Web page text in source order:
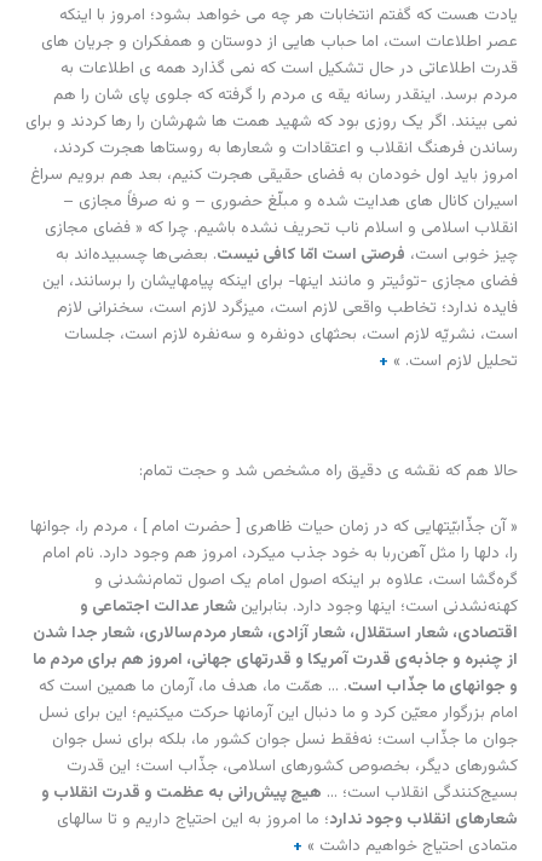
یادت هست که گفتم انتخابات هر چه می خواهد بشود؛ امروز با اینکه
عصر اطلاعات است، اما حباب هایی از دوستان و همفکران و جریان های
قدرت اطلاعاتی در حال تشکیل است که نمی گذارد همه ی اطلاعات به
مردم برسد. اینقدر رسانه یقه ی مردم را گرفته که جلوی پای شان را هم
نمی بینند. اگر یک روزی بود که شهید همت ها شهرشان را رها کردند و برای
رساندن فرهنگ انقلاب و اعتقادات و شعارها به روستاها هجرت کردند،
امروز باید اول خودمان به فضای حقیقی هجرت کنیم، بعد هم برویم سراغ
اسیران کانال های هدایت شده و مبلّغ حضوری – و نه صرفاً مجازی –
انقلاب اسلامی و اسلام ناب تحریف نشده باشیم. چرا که « فضای مجازی
چیز خوبی است، فرصتی است امّا کافی نیست. بعضی‌ها چسبیده‌اند به
فضای مجازی -توئیتر و مانند اینها- برای اینکه پیامهایشان را برسانند، این
فایده ندارد؛ تخاطب واقعی لازم است، میزگرد لازم است، سخنرانی لازم
است، نشریّه لازم است، بحثهای دونفره و سه‌نفره لازم است، جلسات
تحلیل لازم است. » +
حالا هم که نقشه ی دقیق راه مشخص شد و حجت تمام:
« آن جذّابیّتهایی که در زمان حیات ظاهری [ حضرت امام ] ، مردم را، جوانها
را، دلها را مثل آهن‌ربا به خود جذب میکرد، امروز هم وجود دارد. نام امام
گره‌گشا است، علاوه بر اینکه اصول امام یک اصول تمام‌نشدنی و
کهنه‌نشدنی است؛ اینها وجود دارد. بنابراین شعار عدالت اجتماعی و
اقتصادی، شعار استقلال، شعار آزادی، شعار مردم‌سالاری، شعار جدا شدن
از چنبره و جاذبه‌ی قدرت آمریکا و قدرتهای جهانی، امروز هم برای مردم ما
و جوانهای ما جذّاب است. … همّت ما، هدف ما، آرمان ما همین است که
امام بزرگوار معیّن کرد و ما دنبال این آرمانها حرکت میکنیم؛ این برای نسل
جوان ما جذّاب است؛ نه‌فقط نسل جوان کشور ما، بلکه برای نسل جوان
کشورهای دیگر، بخصوص کشورهای اسلامی، جذّاب است؛ این قدرت
بسیج‌کنندگی انقلاب است؛ … هیچ پیش‌رانی به عظمت و قدرت انقلاب و
شعارهای انقلاب وجود ندارد؛ ما امروز به این احتیاج داریم و تا سالهای
متمادی احتیاج خواهیم داشت » +